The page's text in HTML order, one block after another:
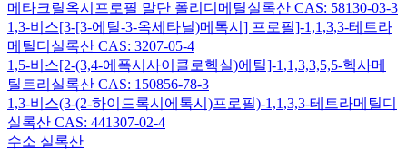
메타크릴옥시프로필 말단 폴리디메틸실록산 CAS: 58130-03-3
1,3-비스[3-[3-에틸-3-옥세타닐)메톡시] 프로필]-1,1,3,3-테트라
메틸디실록산 CAS: 3207-05-4
1,5-비스[2-(3,4-에폭시사이클로헥실)에틸]-1,1,3,3,5,5-헥사메
틸트리실록산 CAS: 150856-78-3
1,3-비스(3-(2-하이드록시에톡시)프로필)-1,1,3,3-테트라메틸디
실록산 CAS: 441307-02-4
수소 실록산